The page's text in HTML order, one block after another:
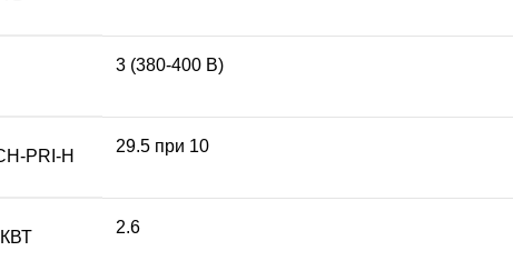
3 (380-400 В)
PRI-H
29.5 при 10
2.6